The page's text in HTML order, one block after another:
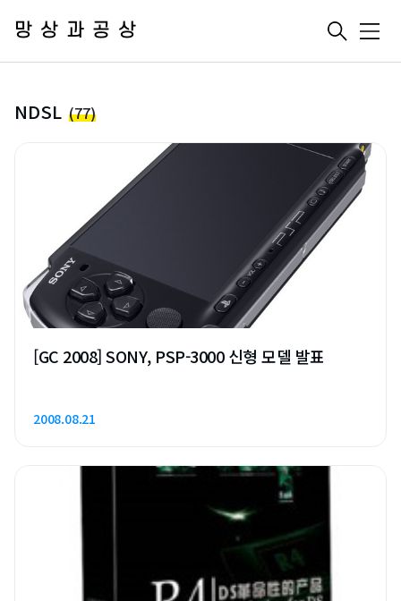
망상과공상 메
NDSL (77)
[GC 2008] SONY, PSP-3000 신형 모델 발표
2008.08.21